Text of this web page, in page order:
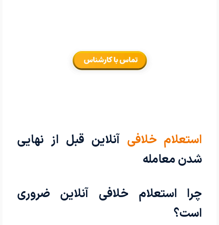
استعلام خلافی آنلاین قبل از نهایی
شدن معامله
چرا استعلام خلافی آنلاین ضروری
است؟